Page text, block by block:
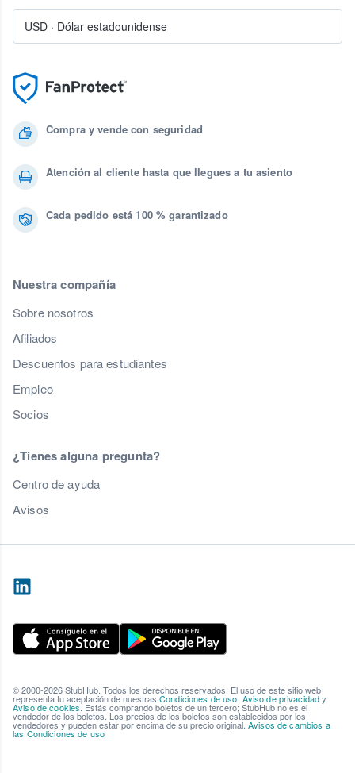
Compra y vende con seguridad
Atención al cliente hasta que llegues a tu asiento
Cada pedido está 100 % garantizado
Nuestra compañía
Sobre nosotros
Afiliados
Descuentos para estudiantes
Empleo
Socios
¿Tienes alguna pregunta?
Centro de ayuda
Avisos
USD · Dólar estadounidense
© 2000-2026 StubHub. Todos los derechos reservados. El uso de este sitio web
representa tu aceptación de nuestras Condiciones de uso Aviso de privacidady
Aviso de cookies. Estás comprando boletos de un tercero; StubHub no es el
vendedor de los boletos. Los precios de los boletos son establecidos por los
vendedores y pueden estar por encima de su precio original. Avisos de cambios a
las Condiciones de uso